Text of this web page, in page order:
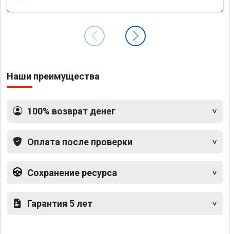
Наши преимущества
100% возврат денег
Оплата после проверки
Сохранение ресурса
Гарантия 5 лет